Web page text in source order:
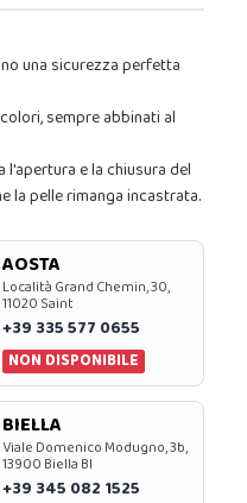
una sicurezza perfetta
sempre abbinati al
e la chiusura del
la pelle rimanga incastrata.
AOSTA
Località Grand Chemin, 30,
11020 Saint
+39 335 577 0655
NON DISPONIBILE
BIELLA
Viale Domenico Modugno, 3b,
13900 Biella BI
+39 345 082 1525